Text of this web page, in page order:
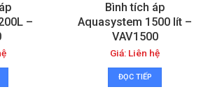
–
Bình tích áp
Aquasystem 1500 lít –
VAV1500
Giá: Liên hệ
ĐỌC TIẾP